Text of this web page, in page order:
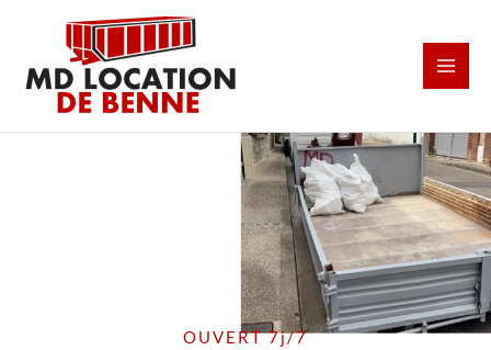
contenu
OUVERT 7j/7